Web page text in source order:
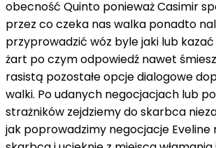
obecność Quinto ponieważ Casimir
przez co czeka nas walka ponadto
przyprowadzić wóz byle jaki lub
żart po czym odpowiedź nawet
rasistą pozostałe opcje dialogowe
walki. Po udanych negocjacjach lub
strażników zejdziemy do skarbca
jak poprowadzimy negocjacje Eveline